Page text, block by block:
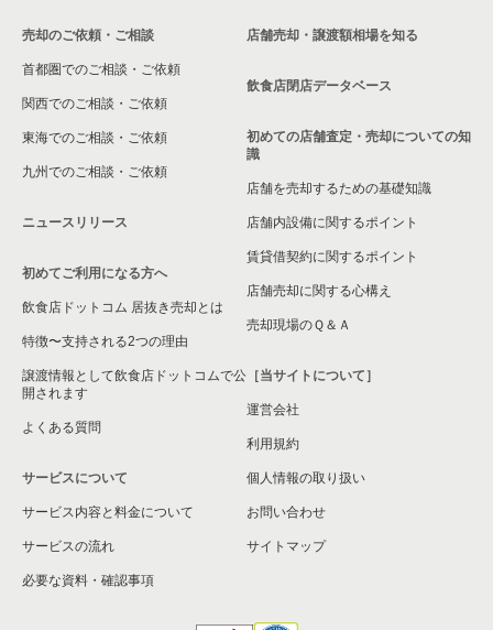
相模原市中央区の飲食店の居抜き売却物件の案件一覧
横浜市保土ケ谷区の飲食店の居抜き売却物件の案件一覧
横浜市旭区の飲食店の居抜き売却物件の案件一覧
横浜市緑区の飲食店の居抜き売却物件の案件一覧
平塚市の飲食店の居抜き売却物件の案件一覧
横浜市港南区の飲食店の居抜き売却物件の案件一覧
横須賀市の飲食店の居抜き売却物件の案件一覧
三浦市の飲食店の居抜き売却物件の案件一覧
藤沢市の飲食店の居抜き売却物件の案件一覧
横浜市栄区の飲食店の居抜き売却物件の案件一覧
売却のご依頼・ご相談
首都圏でのご相談・ご依頼
関西でのご相談・ご依頼
東海でのご相談・ご依頼
九州でのご相談・ご依頼
ニュースリリース
初めてご利用になる方へ
飲食店ドットコム 居抜き売却とは
特徴〜支持される2つの理由
譲渡情報として飲食店ドットコムで公
開されます
よくある質問
サービスについて
サービス内容と料金について
サービスの流れ
必要な資料・確認事項
店舗売却・譲渡額相場を知る
飲食店閉店データベース
初めての店舗査定・売却についての知
識
店舗を売却するための基礎知識
店舗内設備に関するポイント
賃貸借契約に関するポイント
店舗売却に関する心構え
売却現場のＱ＆Ａ
［当サイトについて］
運営会社
利用規約
個人情報の取り扱い
お問い合わせ
サイトマップ